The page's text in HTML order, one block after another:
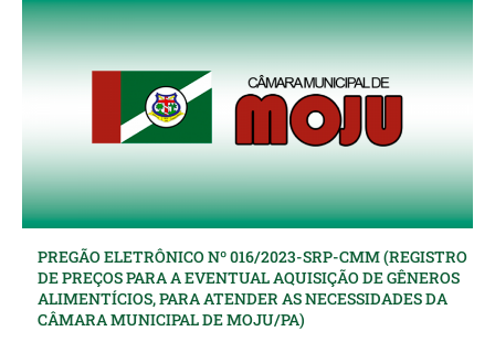
PREGÃO ELETRÔNICO Nº 016/2023-SRP-CMM (REGISTRO
DE PREÇOS PARA A EVENTUAL AQUISIÇÃO DE GÊNEROS
ALIMENTÍCIOS, PARA ATENDER AS NECESSIDADES DA
CÂMARA MUNICIPAL DE MOJU/PA)